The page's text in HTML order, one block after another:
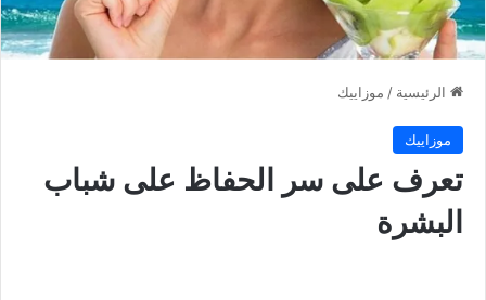
الرئيسية / موزاييك
موزاييك
تعرف على سر الحفاظ على شباب
البشرة